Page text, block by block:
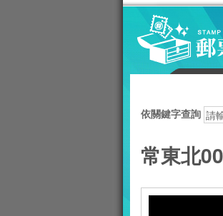
依關鍵字查詢
常東北